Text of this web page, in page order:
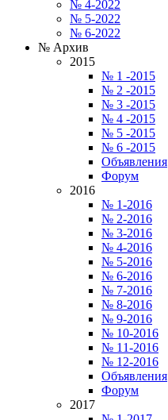
№ 4-2022
№ 5-2022
№ 6-2022
№ Архив
2015
№ 1 -2015
№ 2 -2015
№ 3 -2015
№ 4 -2015
№ 5 -2015
№ 6 -2015
Объявления
Форум
2016
№ 1-2016
№ 2-2016
№ 3-2016
№ 4-2016
№ 5-2016
№ 6-2016
№ 7-2016
№ 8-2016
№ 9-2016
№ 10-2016
№ 11-2016
№ 12-2016
Объявления
Форум
2017